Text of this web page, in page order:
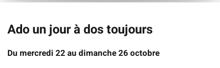
Ado un jour à dos toujours
Du mercredi 22 au dimanche 26 octobre